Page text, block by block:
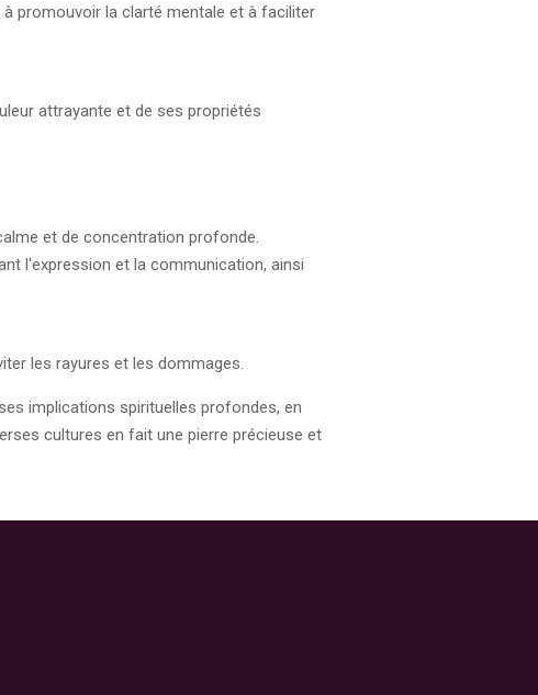
promouvoir la clarté mentale et à faciliter
attrayante et de ses propriétés
et de concentration profonde.
l'expression et la communication, ainsi
les rayures et les dommages.
implications spirituelles profondes, en
cultures en fait une pierre précieuse et